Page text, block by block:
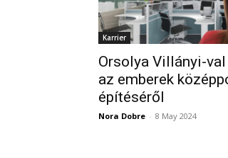
Karrier
Orsolya Villányi-val
az emberek
építéséről
Nora Dobre - 8 May 2024